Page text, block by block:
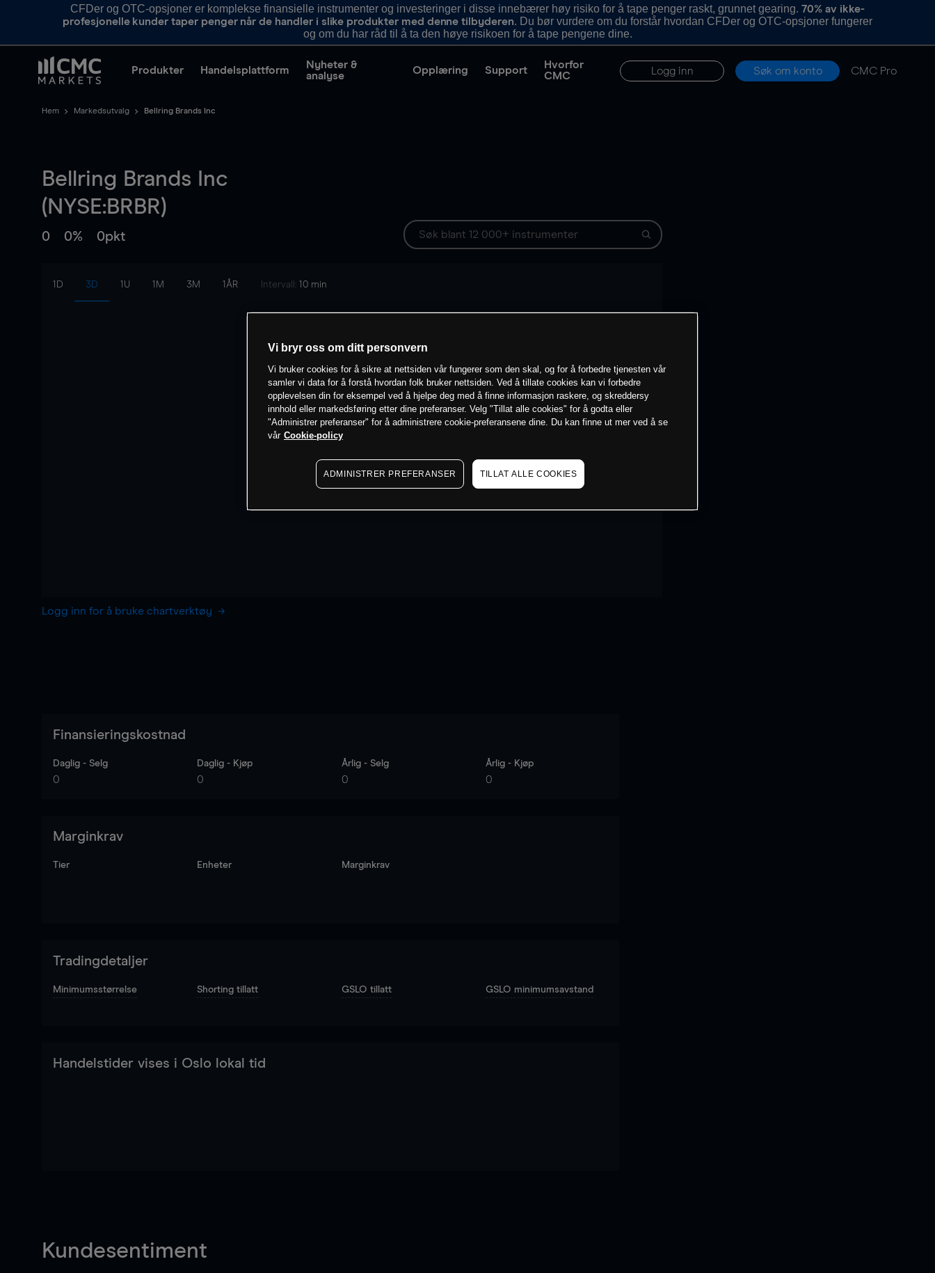
CFDer og OTC-opsjoner er komplekse finansielle instrumenter og investeringer i disse innebærer høy risiko for å tape penger raskt, grunnet gearing.70% av ikke-
profesjonelle kunder taper penger når de handler i slike produkter med denne tilbyderen. Du bør vurdere om du forstår hvordan CFDer og OTC-opsjoner fungerer
og om du har råd til å ta den høye risikoen for å tape pengene dine.
Produkter Handelsplattform
Nyheter &
analyse
Opplæring Support
Hvorfor
CMC
Logg inn Søk om konto CMC Pro
Hem Markedsutvalg Bellring Brands Inc
Bellring Brands Inc
(NYSE:BRBR)
0 0% 0pkt
1D 3D 1U 1M 3M 1ÅR Intervall: 10 min
Logg inn for å bruke chartverktøy
Finansieringskostnad
Daglig - Selg
0
Daglig - Kjøp
0
Årlig - Selg
0
Årlig - Kjøp
0
Marginkrav
Tier Enheter Marginkrav
Tradingdetaljer
Minimumsstørrelse Shorting tillatt GSLO tillatt GSLO minimumsavstand
Handelstider vises i Oslo lokal tid
Kundesentiment
Vi bryr oss om ditt personvern
Vi bruker cookies for å sikre at nettsiden vår fungerer som den skal, og for å forbedre tjenesten vår
samler vi data for å forstå hvordan folk bruker nettsiden. Ved å tillate cookies kan vi forbedre
opplevelsen din for eksempel ved å hjelpe deg med å finne informasjon raskere, og skreddersy
innhold eller markedsføring etter dine preferanser. Velg "Tillat alle cookies" for å godta eller
"Administrer preferanser" for å administrere cookie-preferansene dine. Du kan finne ut mer ved å se
vår Cookie-policy
ADMINISTRER PREFERANSER TILLAT ALLE COOKIES